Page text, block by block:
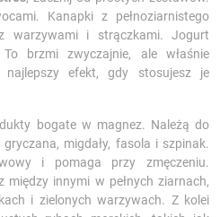
Kanapki z pełnoziarnistego
warzywami i strączkami. Jogurt
brzmi zwyczajnie, ale właśnie
najlepszy efekt, gdy stosujesz je
bogate w magnez. Należą do
migdały, fasola i szpinak.
i pomaga przy zmęczeniu.
innymi w pełnych ziarnach,
i zielonych warzywach. Z kolei